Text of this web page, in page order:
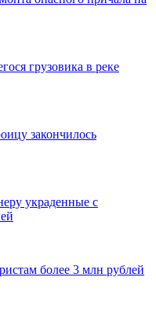
грузовика в реке
закончилось
украденные с
более 3 млн рублей